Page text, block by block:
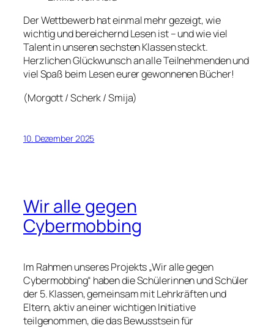
Der Wettbewerb hat einmal mehr gezeigt, wie
wichtig und bereichernd Lesen ist – und wie viel
Talent in unseren sechsten Klassen steckt.
Herzlichen Glückwunsch an alle Teilnehmenden und
viel Spaß beim Lesen eurer gewonnenen Bücher!
(Morgott / Scherk / Smija)
10. Dezember 2025
Wir alle gegen
Cybermobbing
Im Rahmen unseres Projekts „Wir alle gegen
Cybermobbing“ haben die Schülerinnen und Schüler
der 5. Klassen, gemeinsam mit Lehrkräften und
Eltern, aktiv an einer wichtigen Initiative
teilgenommen, die das Bewusstsein für